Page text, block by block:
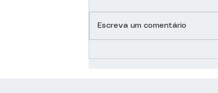
Café: aliado ou vilão?
Escreva um comentário